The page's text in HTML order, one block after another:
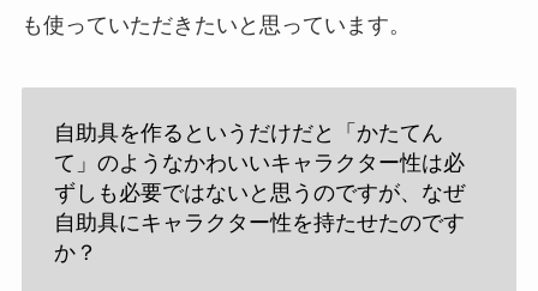
も使っていただきたいと思っています。
自助具を作るというだけだと「かたてん
て」のようなかわいいキャラクター性は必
ずしも必要ではないと思うのですが、なぜ
自助具にキャラクター性を持たせたのです
か？